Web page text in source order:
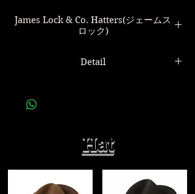
James Lock & Co. Hatters(ジェームス
ロック)
世界最古の帽子屋
プリンス・オブ・ウェールズ殿下、エデ
の称号を持ち
Detail
James Lock & Co. Nomad Rollable
素材
Hat